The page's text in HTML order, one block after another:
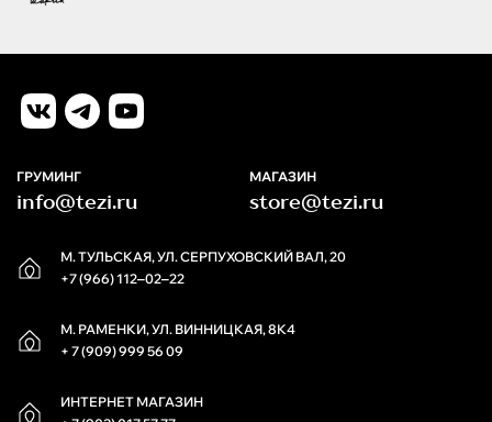
М. ТУЛЬСКАЯ, УЛ. СЕРПУХОВСКИЙ ВАЛ, 20
+7 (966) 112‒02‒22
М. РАМЕНКИ, УЛ. ВИННИЦКАЯ, 8К4
+ 7 (909) 999 56 09
ИНТЕРНЕТ МАГАЗИН
ГРУМИНГ
info@tezi.ru
МАГАЗИН
store@tezi.ru